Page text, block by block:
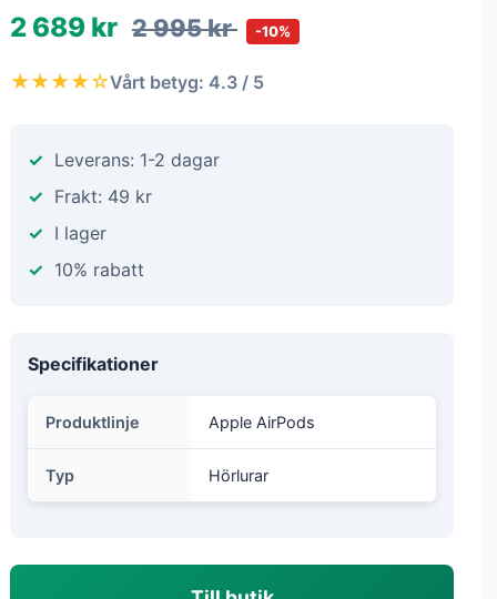
2 689 kr 2 995 kr -10%
★★★★☆Vårt betyg: 4.3 / 5
Leverans: 1-2 dagar
Frakt: 49 kr
I lager
10% rabatt
Specifikationer
Produktlinje Apple AirPods
Typ Hörlurar